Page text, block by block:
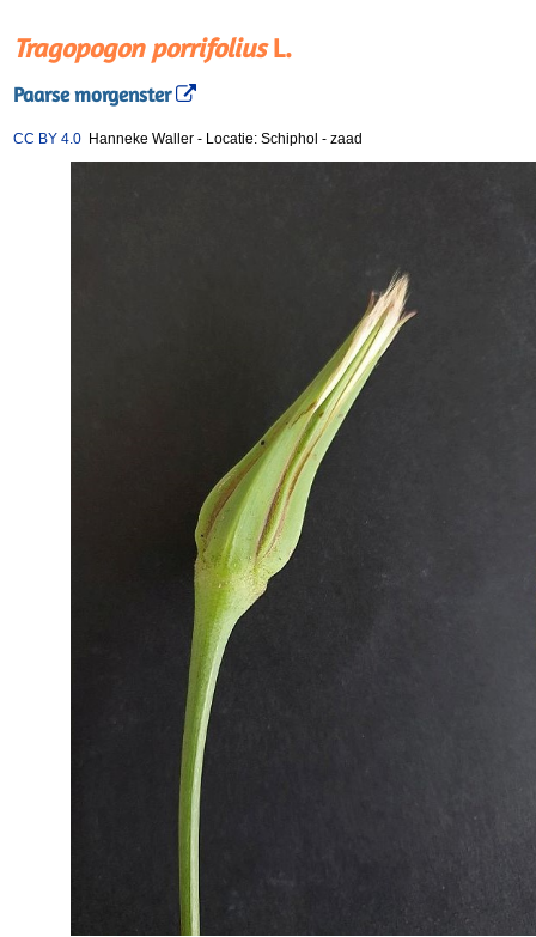
Tragopogon porrifoliusL.
Paarse morgenster
CC BY 4.0 Hanneke Waller - Locatie: Schiphol - zaad